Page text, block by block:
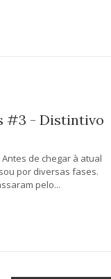
#3 - Distintivo
de chegar à atual
por diversas fases.
pelo...